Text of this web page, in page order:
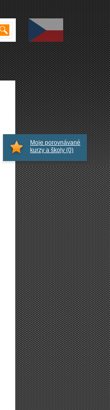
Moje porovnávané
kurzy a školy (0)